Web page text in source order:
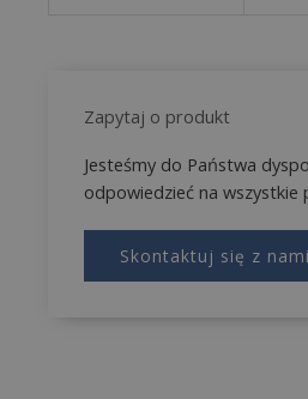
Zapytaj o produkt
Jesteśmy do Państwa
odpowiedzieć na wszystkie
Skontaktuj się z nami